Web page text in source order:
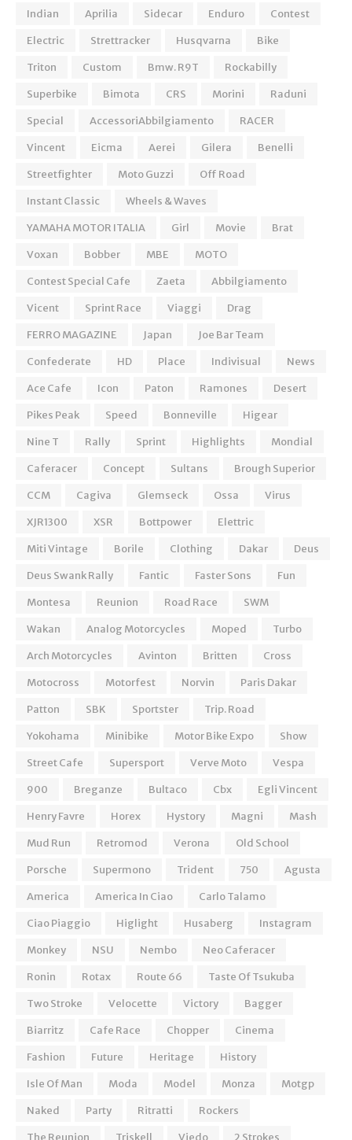
Indian
Aprilia Sidecar Enduro
Contest
Electric
Strettracker Husqvarna
Bike
Triton
Custom Bmw. R9T
Rockabilly
Superbike
Bimota CRS Morini
Raduni
Special
AccessoriAbbilgiamento
RACER
Vincent
Eicma Aerei Gilera
Benelli
Streetfighter
Moto Guzzi
Off Road
Instant Classic
Wheels & Waves
YAMAHA MOTOR ITALIA
Girl Movie
Brat
Voxan
Bobber MBE
MOTO
Contest Special Cafe
Zaeta
Abbilgiamento
Vicent
Sprint Race Viaggi
Drag
FERRO MAGAZINE
Japan
Joe Bar Team
Confederate
HD Place Indivisual
News
Ace Cafe
Icon Paton Ramones
Desert
Pikes Peak
Speed Bonneville
Higear
Nine T
Rally Sprint Highlights
Mondial
Caferacer
Concept Sultans
Brough Superior
CCM
Cagiva Glemseck Ossa
Virus
XJR1300
XSR Bottpower
Elettric
Miti Vintage
Borile Clothing Dakar
Deus
Deus Swank Rally
Fantic Faster Sons
Fun
Montesa
Reunion Road Race
SWM
Wakan
Analog Motorcycles Moped
Turbo
Arch Motorcycles
Avinton Britten
Cross
Motocross
Motorfest Norvin
Paris Dakar
Patton
SBK Sportster
Trip. Road
Yokohama
Minibike Motor Bike Expo
Show
Street Cafe
Supersport Verve Moto
Vespa
900
Breganze Bultaco Cbx
Egli Vincent
Henry Favre
Horex Hystory Magni
Mash
Mud Run
Retromod Verona
Old School
Porsche
Supermono Trident 750
Agusta
America
America In Ciao
Carlo Talamo
Ciao Piaggio
Higlight Husaberg
Instagram
Monkey
NSU Nembo
Neo Caferacer
Ronin
Rotax Route 66
Taste Of Tsukuba
Two Stroke
Velocette Victory
Bagger
Biarritz
Cafe Race Chopper
Cinema
Fashion
Future Heritage
History
Isle Of Man
Moda Model Monza
Motgp
Naked
Party Ritratti
Rockers
The Reunion
Triskell Viedo 2 Strokes